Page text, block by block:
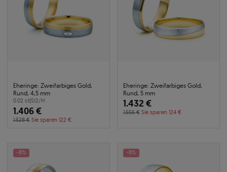
Eheringe: Zweifarbiges Gold,
Rund, 4,5 mm
0.02 ct|SI2/H
1.406 €
1.528 € Sie sparen 122 €
Eheringe: Zweifarbiges Gold,
Rund, 5 mm
1.432 €
1.556 € Sie sparen 124 €
-8% -8%